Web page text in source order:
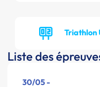
Triathlon
Liste des
30/05 -